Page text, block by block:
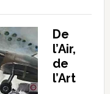
De
l’Air,
de
l’Art